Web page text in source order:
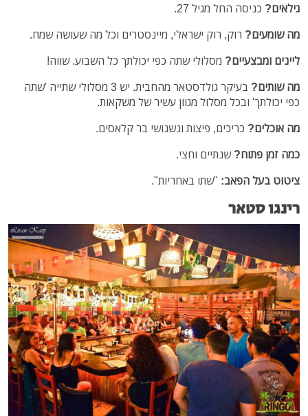
גילאים? כניסה החל מגיל 27.
מה שומעים? רוק, רוק ישראלי, מיינסטרים וכל מה שעושה שמח.
ליינים ומבצעיים? מסלולי שתה כפי יכולתך כל השבוע. שווה!
מה שותים?
בעיקר גולדסטאר מהחבית. יש 3 מסלולי שתייה 'שתה
כפי יכולתך' ובכל מסלול מגוון עשיר של משקאות.
מה אוכלים? כריכים, פיצות ונשנושי בר קלאסים.
כמה זמן פתוח? שנתיים וחצי.
ציטוט בעל הפאב: "שתו באחריות".
רינגו סטאר